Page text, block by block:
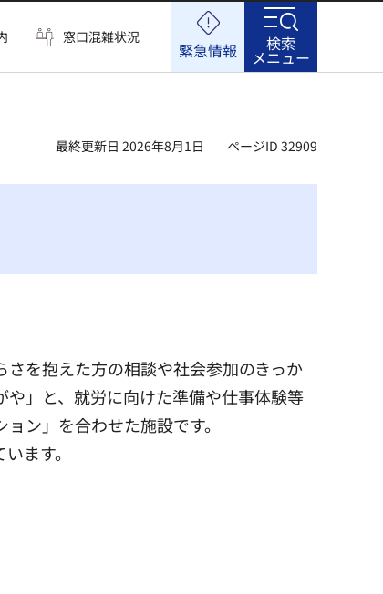
窓口混雑状況
緊急情報 検索
メニュー
最終更新日 2026年8月1日 ページID 32909
を抱えた方の相談や社会参加のきっか
」と、就労に向けた準備や仕事体験等
ン」を合わせた施設です。
ます。